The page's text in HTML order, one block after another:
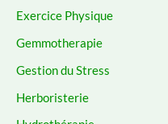
Exercice Physique
Gemmotherapie
Gestion du Stress
Herboristerie